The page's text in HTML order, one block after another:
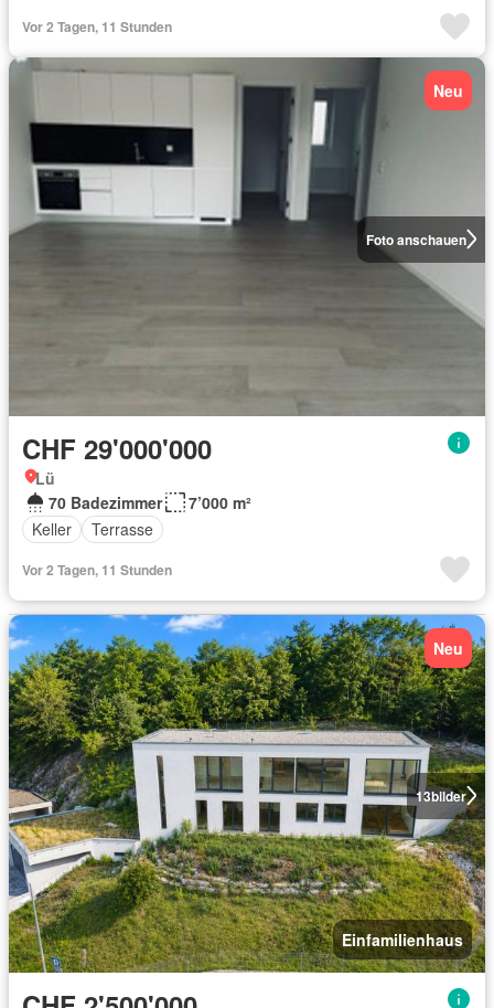
Vor 2 Tagen, 11 Stunden
Foto anschauen
Neu
CHF 29'000'000
Lü
70 Badezimmer
7’000 m²
Keller
Terrasse
Vor 2 Tagen, 11 Stunden
13bilder
Neu
Einfamilienhaus